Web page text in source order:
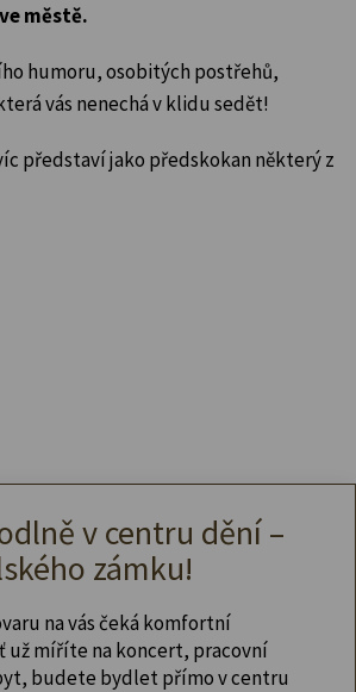
městě.
humoru, osobitých postřehů,
vás nenechá v klidu sedět!
představí jako předskokan některý z
v centru dění –
zámku!
na vás čeká komfortní
už míříte na koncert, pracovní
budete bydlet přímo v centru